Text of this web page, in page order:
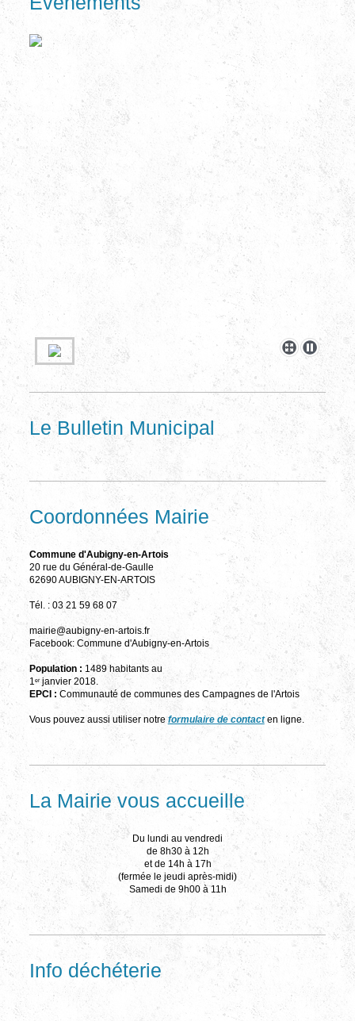
Le Bulletin Municipal
Coordonnées Mairie
Commune d'Aubigny-en-Artois
20 rue du Général-de-Gaulle
62690 AUBIGNY-EN-ARTOIS
Tél. : 03 21 59 68 07
mairie@aubigny-en-artois.fr
Facebook: Commune d'Aubigny-en-Artois
Population : 1489 habitants au
1 erjanvier 2018.
EPCI : Communauté de communes des Campagnes de l'Artois
Vous pouvez aussi utiliser notre formulaire de contact en ligne.
La Mairie vous accueille
Du lundi au vendredi
de 8h30 à 12h
et de 14h à 17h
(fermée le jeudi après-midi)
Samedi de 9h00 à 11h
Info déchéterie